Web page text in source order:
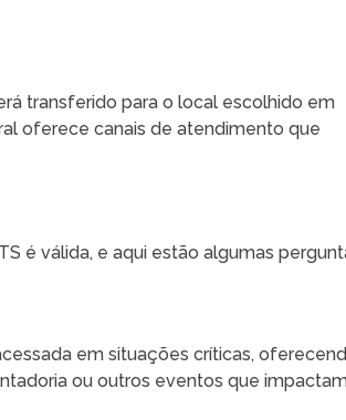
transferido para o local escolhido em
oferece canais de atendimento que
é válida, e aqui estão algumas
em situações críticas,
ou outros eventos que